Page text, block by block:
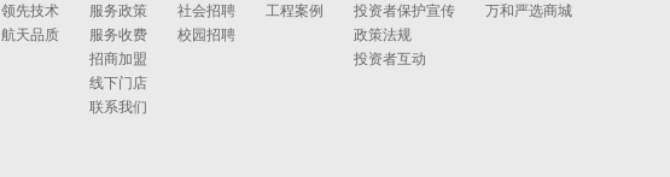
领先技术
航天品质
服务政策
服务收费
招商加盟
线下门店
联系我们
社会招聘
校园招聘
工程案例
投资者保护宣传
政策法规
投资者互动
万和严选商城